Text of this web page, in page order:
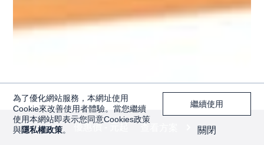
為了優化網站服務，本網址使用
Cookie來改善使用者體驗。當您繼續
使用本網站即表示您同意Cookies政策
與隱私權政策。 關閉
繼續使用